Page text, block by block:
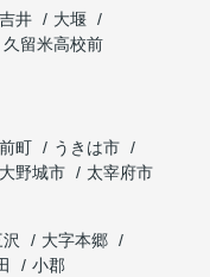
井
大堰
久留米高校前
町
うきは市
大野城市
太宰府市
大字本郷
小郡